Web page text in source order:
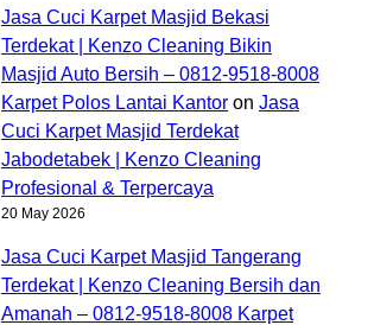
Jasa Cuci Karpet Masjid Bekasi
Terdekat | Kenzo Cleaning Bikin
Masjid Auto Bersih – 0812-9518-8008
Karpet Polos Lantai Kantor on Jasa
Cuci Karpet Masjid Terdekat
Jabodetabek | Kenzo Cleaning
Profesional & Terpercaya
20 May 2026
Jasa Cuci Karpet Masjid Tangerang
Terdekat | Kenzo Cleaning Bersih dan
Amanah – 0812-9518-8008 Karpet